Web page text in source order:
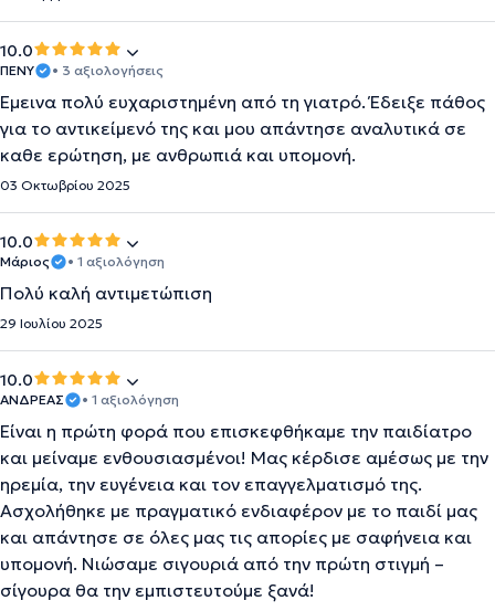
10.0
ΠΕΝΥ • 3 αξιολογήσεις
Έμεινα πολύ ευχαριστημένη από τη γιατρό. Έδειξε πάθος
για το αντικείμενό της και μου απάντησε αναλυτικά σε
καθε ερώτηση, με ανθρωπιά και υπομονή.
03 Οκτωβρίου 2025
10.0
Μάριος • 1 αξιολόγηση
Πολύ καλή αντιμετώπιση
29 Ιουλίου 2025
10.0
ΑΝΔΡΕΑΣ • 1 αξιολόγηση
Είναι η πρώτη φορά που επισκεφθήκαμε την παιδίατρο
και μείναμε ενθουσιασμένοι! Μας κέρδισε αμέσως με την
ηρεμία, την ευγένεια και τον επαγγελματισμό της.
Ασχολήθηκε με πραγματικό ενδιαφέρον με το παιδί μας
και απάντησε σε όλες μας τις απορίες με σαφήνεια και
υπομονή. Νιώσαμε σιγουριά από την πρώτη στιγμή –
σίγουρα θα την εμπιστευτούμε ξανά!